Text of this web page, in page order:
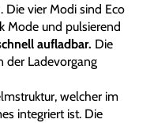
Die vier Modi sind Eco
Mode und pulsierend
aufladbar. Die
der Ladevorgang
welcher im
integriert ist. Die